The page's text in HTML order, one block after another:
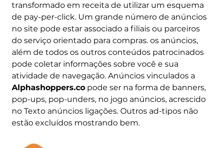
transformado em receita de utilizar um esquema
de pay-per-click. Um grande número de anúncios
no site pode estar associado a filiais ou parceiros
do serviço orientado para compras. os anúncios,
além de todos os outros conteúdos patrocinados
pode coletar informações sobre você e sua
atividade de navegação. Anúncios vinculados a
Alphashoppers.copode ser na forma de banners,
pop-ups, pop-unders, no jogo anúncios, acrescido
no Texto anúncios ligações. Outros ad-tipos não
estão excluídos mostrando bem.